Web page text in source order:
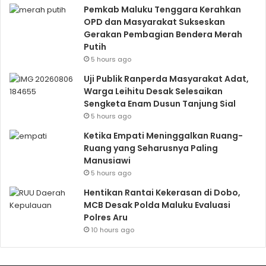
Pemkab Maluku Tenggara Kerahkan
OPD dan Masyarakat Sukseskan
Gerakan Pembagian Bendera Merah
Putih
5 hours ago
Uji Publik Ranperda Masyarakat Adat,
Warga Leihitu Desak Selesaikan
Sengketa Enam Dusun Tanjung Sial
5 hours ago
Ketika Empati Meninggalkan Ruang-
Ruang yang Seharusnya Paling
Manusiawi
5 hours ago
Hentikan Rantai Kekerasan di Dobo,
MCB Desak Polda Maluku Evaluasi
Polres Aru
10 hours ago